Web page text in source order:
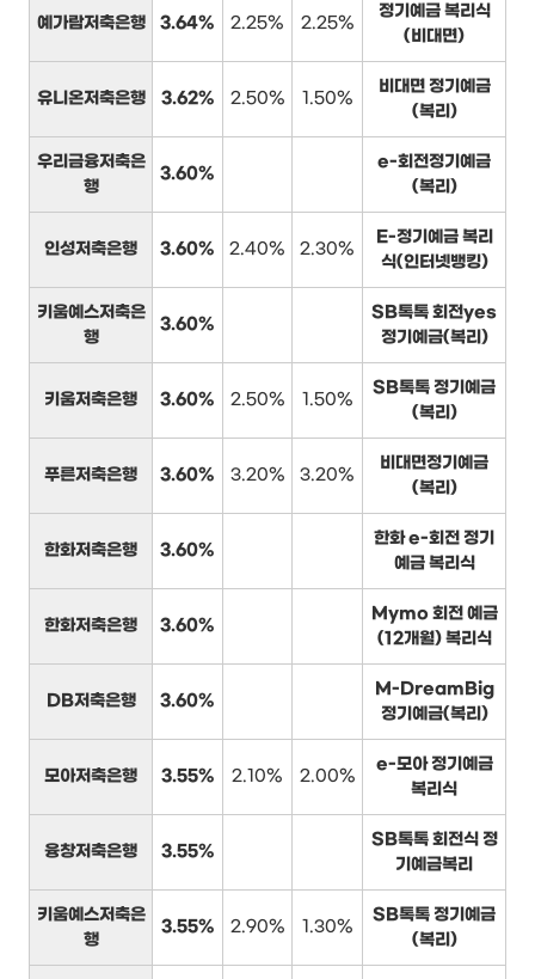
예가람저축은행 3.64% 2.25% 2.25%
정기예금 복리식
(비대면)
유니온저축은행 3.62% 2.50% 1.50%
비대면 정기예금
(복리)
우리금융저축은
행
3.60%
e-회전정기예금
(복리)
인성저축은행 3.60% 2.40% 2.30%
E-정기예금 복리
식(인터넷뱅킹)
키움예스저축은
행
3.60%
SB톡톡 회전yes
정기예금(복리)
키움저축은행 3.60% 2.50% 1.50%
SB톡톡 정기예금
(복리)
푸른저축은행 3.60% 3.20% 3.20%
비대면정기예금
(복리)
한화저축은행 3.60%
한화 e-회전 정기
예금 복리식
한화저축은행 3.60%
Mymo 회전 예금
(12개월) 복리식
DB저축은행 3.60%
M-DreamBig
정기예금(복리)
모아저축은행 3.55% 2.10% 2.00%
e-모아 정기예금
복리식
융창저축은행 3.55%
SB톡톡 회전식 정
기예금복리
키움예스저축은
행
3.55% 2.90% 1.30%
SB톡톡 정기예금
(복리)